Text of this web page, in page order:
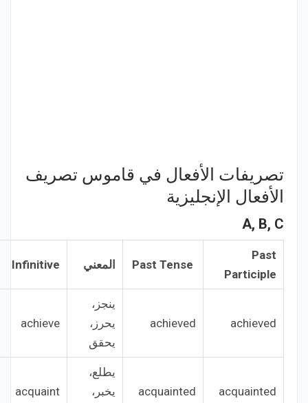
تصريفات الأفعال في قاموس تصريف
الأفعال الإنجليزية
A, B, C
Past
Participle
المعني Infinitive
achieved
achieved
ينجز،
يحرز،
يحقق
achieve
acquainted
acquainted
يطلع،
يخبر،
acquaint